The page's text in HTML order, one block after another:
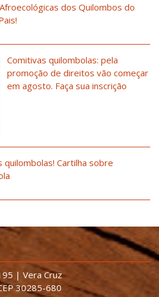
dos Quilombos do
Comitivas quilombolas: pela
promoção de direitos vão começar
em agosto. Faça sua inscrição
quilombolas! Cartilha sobre
| Vera Cruz
30285-680